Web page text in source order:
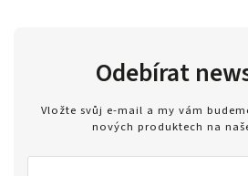
Odebírat
Vložte svůj e-mail a my vám
nových produktech na